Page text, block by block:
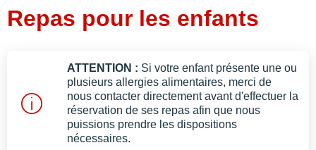
Casiers à ski
Repas pour les enfants
ATTENTION : Si votre enfant présente une ou
plusieurs allergies alimentaires, merci de
nous contacter directement avant d'effectuer la
réservation de ses repas afin que nous
puissions prendre les dispositions
nécessaires.